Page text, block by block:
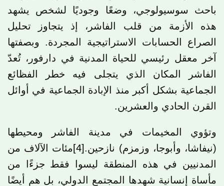
باحث سوسيولوجي، وضعًا وجوديًا لشخص يشهد
هذه الأزمة من قلب الفاشر، إذ يتجاوز تحليل
الصراع الحسابات الاستراتيجية المجردة. وبصفتها
آخر معقل رئيسي للحياة المدنية في دارفور، تُعدّ
الفاشر المكان الذي يتجلى فيه خطر الفظائع
الجماعية بشكل أكبر منذ الإبادة الجماعية في أوائل
القرن الحادي والعشرين.
وتؤوي المخيمات في مدينة الفاشر ومحيطها
(نيفاشا، وأبوجا، وزمزم) نازحين.[4]
مئات الآلاف من
المدنيين في هذه المنطقة ليسوا فقط جزءًا من
مأساة إنسانية شهدها المجتمع الدولي، بل هم أيضًا